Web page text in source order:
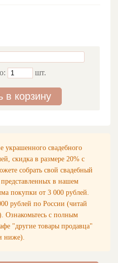
шт.
в корзину
свадебного
скидка в размере 20% с
собрать свой свадебный
в нашем
покупки от 3 000 рублей.
рублей по России (читай
Ознакомьтесь с полным
"другие товары продавца"
ниже).